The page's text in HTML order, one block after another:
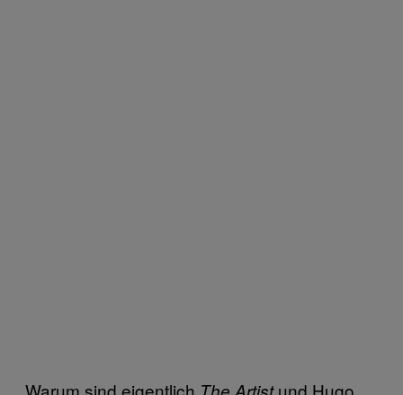
Warum sind eigentlich The Artistund Hugo